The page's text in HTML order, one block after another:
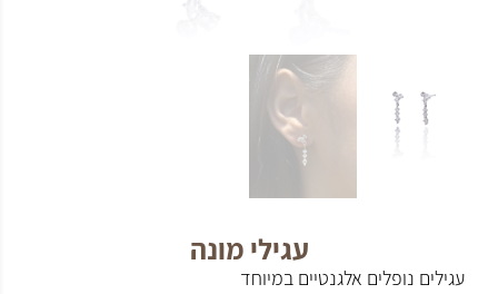
עגילי מונה
עגילים נופלים אלגנטיים במיוחד